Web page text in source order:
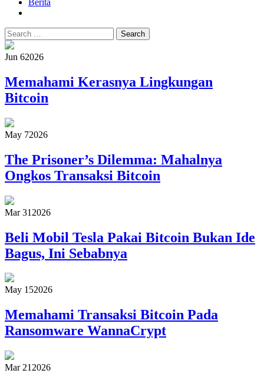
Berita
Search
for:
Jun 62026
Memahami Kerasnya Lingkungan
Bitcoin
May 72026
The Prisoner’s Dilemma: Mahalnya
Ongkos Transaksi Bitcoin
Mar 31 2026
Beli Mobil Tesla Pakai Bitcoin Bukan Ide
Bagus, Ini Sebabnya
May 152026
Memahami Transaksi Bitcoin Pada
Ransomware WannaCrypt
Mar 21 2026